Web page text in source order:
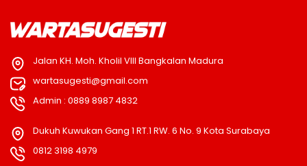
Jalan KH. Moh. Kholil VIII Bangkalan Madura
wartasugesti@gmail.com
Admin : 0889 8987 4832
Dukuh Kuwukan Gang 1 RT.1 RW. 6 No. 9 Kota Surabaya
0812 3198 4979